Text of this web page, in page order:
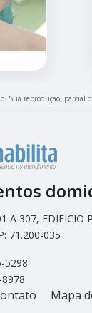
Sua reprodução, parcial
A 307,
71.200-035
5298
Mapa